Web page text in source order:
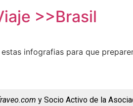
>>Brasil
infografias para que
y Socio Activo de la